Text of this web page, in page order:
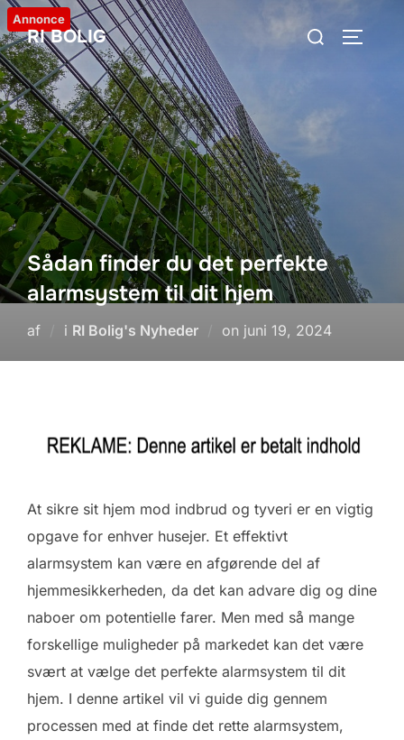
Videre
til
indhold
RI BOLIG
Søg
Annonce
Sådan finder du det perfekte
alarmsystem til dit hjem
af i RI Bolig's Nyheder on Udgivet
juni 19, 2024
At sikre sit hjem mod indbrud og tyveri er en vigtig
opgave for enhver husejer. Et effektivt
alarmsystem kan være en afgørende del af
hjemmesikkerheden, da det kan advare dig og dine
naboer om potentielle farer. Men med så mange
forskellige muligheder på markedet kan det være
svært at vælge det perfekte alarmsystem til dit
hjem. I denne artikel vil vi guide dig gennem
processen med at finde det rette alarmsystem,